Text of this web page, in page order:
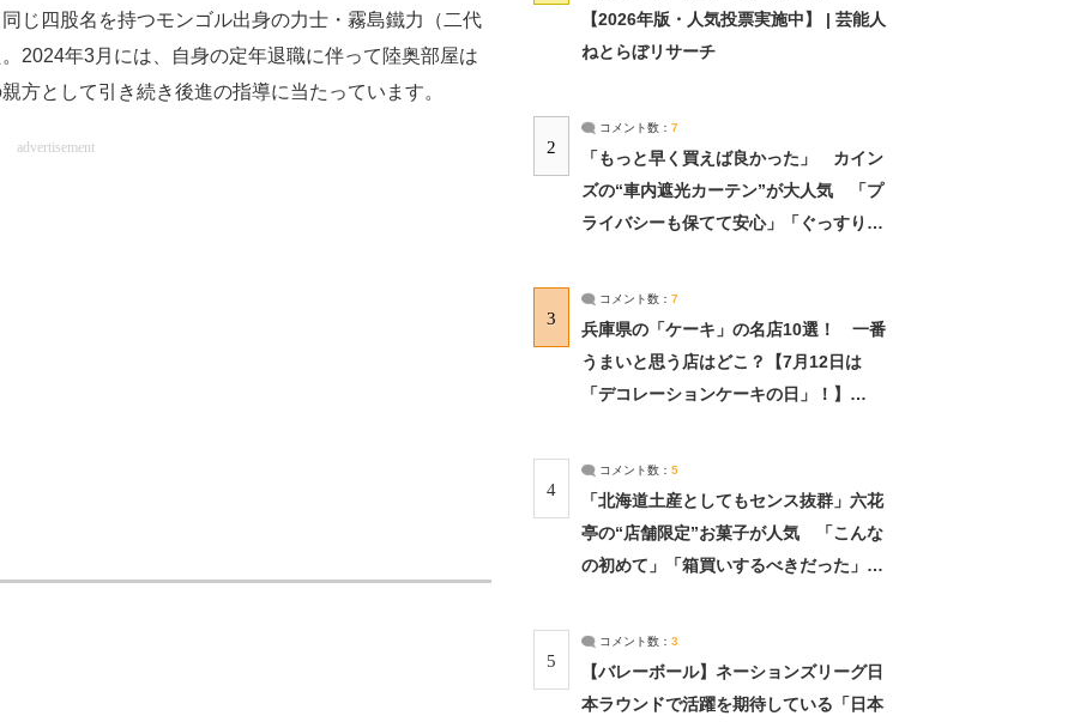
じ四股名を持つモンゴル出身の力士・霧島鐵力（二代
2024年3月には、自身の定年退職に伴って陸奥部屋は
方として引き続き後進の指導に当たっています。
advertisement
【2026年版・人気投票実施中】 | 芸能人
ねとらぼリサーチ
2
コメント数： 7
「もっと早く買えば良かった」 カイン
ズの“車内遮光カーテン”が大人気 「プ
ライバシーも保てて安心」「ぐっすり眠
3
コメント数： 7
兵庫県の「ケーキ」の名店10選！ 一番
うまいと思う店はどこ？【7月12日は
「デコレーションケーキの日」！】
4
コメント数： 5
「北海道土産としてもセンス抜群」六花
亭の“店舗限定”お菓子が人気 「こんな
の初めて」「箱買いするべきだった」
5
コメント数： 3
【バレーボール】ネーションズリーグ日
本ラウンドで活躍を期待している「日本